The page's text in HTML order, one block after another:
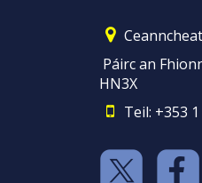
Páirc an
HN3X
Teil: +353